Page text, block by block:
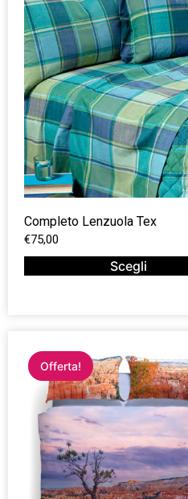
Completo Lenzuola Tex
€75,00
Scegli
Offerta!